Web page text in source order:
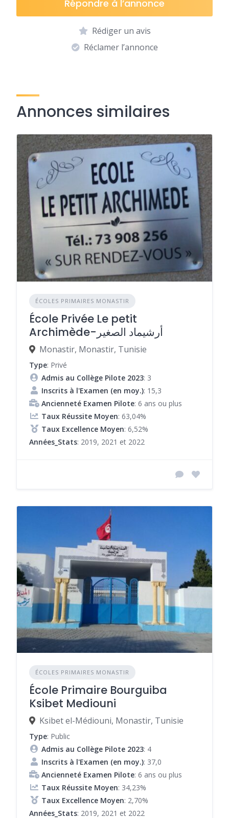
Répondre à l’annonce
Rédiger un avis
Réclamer l’annonce
Annonces similaires
ÉCOLES PRIMAIRES MONASTIR
École Privée Le petit
Archimède-أرشيماد الصغير
Monastir, Monastir, Tunisie
Type: Privé
Admis au Collège Pilote 2023: 3
Inscrits à l'Examen (en moy.): 15,3
Ancienneté Examen Pilote: 6 ans ou plus
Taux Réussite Moyen: 63,04%
Taux Excellence Moyen: 6,52%
Années_Stats: 2019, 2021 et 2022
ÉCOLES PRIMAIRES MONASTIR
École Primaire Bourguiba
Ksibet Mediouni
Ksibet el-Médiouni, Monastir, Tunisie
Type: Public
Admis au Collège Pilote 2023: 4
Inscrits à l'Examen (en moy.): 37,0
Ancienneté Examen Pilote: 6 ans ou plus
Taux Réussite Moyen: 34,23%
Taux Excellence Moyen: 2,70%
Années_Stats: 2019, 2021 et 2022